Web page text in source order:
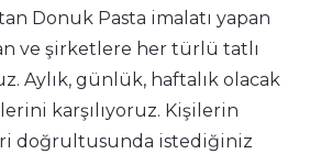
Donuk Pasta imalatı yapan
ve şirketlere her türlü tatlı
Aylık, günlük, haftalık olacak
karşılıyoruz. Kişilerin
doğrultusunda istediğiniz